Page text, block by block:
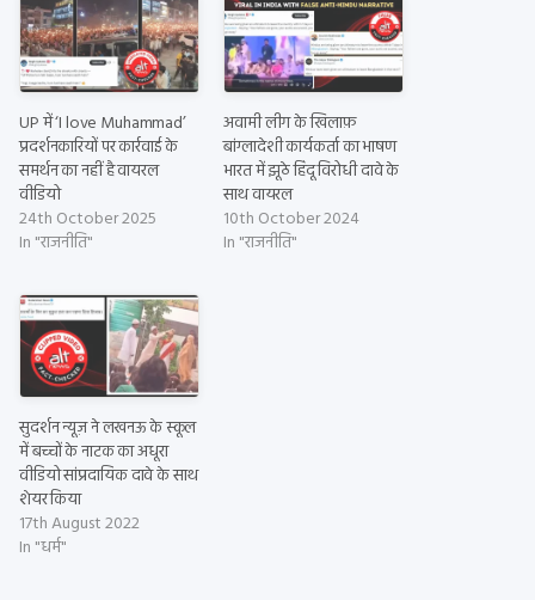
UP में ‘I love Muhammad’
प्रदर्शनकारियों पर कार्रवाई के
समर्थन का नहीं है वायरल
वीडियो
24th October 2025
In "राजनीति"
अवामी लीग के खिलाफ़
बांग्लादेशी कार्यकर्ता का भाषण
भारत में झूठे हिंदू विरोधी दावे के
साथ वायरल
10th October 2024
In "राजनीति"
सुदर्शन न्यूज़ ने लखनऊ के स्कूल
में बच्चों के नाटक का अधूरा
वीडियो सांप्रदायिक दावे के साथ
शेयर किया
17th August 2022
In "धर्म"